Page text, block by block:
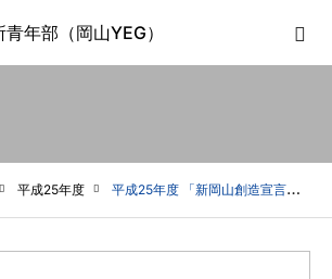
平成25年度 平成25年度 「新岡山創造宣言」 ～私たちで創る、岡山の未来～